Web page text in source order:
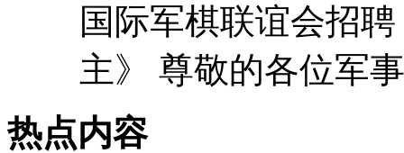
国际军棋联谊会招
主》 尊敬的各位军
热点内容